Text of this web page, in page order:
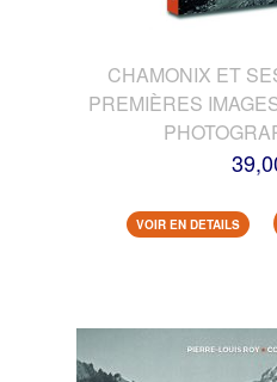
CHAMONIX ET
PREMIÈRES
VOIR EN DETAILS